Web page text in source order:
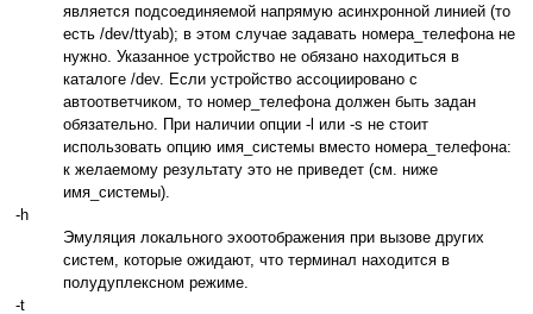
является подсоединяемой напрямую асинхронной линией (то
есть /dev/ttyab); в этом случае задавать номера_телефона не
нужно. Указанное устройство не обязано находиться в
каталоге /dev. Если устройство ассоциировано с
автоответчиком, то номер_телефона должен быть задан
обязательно. При наличии опции -l или -s не стоит
использовать опцию имя_системы вместо номера_телефона:
к желаемому результату это не приведет (см. ниже
имя_системы).
-h
Эмуляция локального эхоотображения при вызове других
систем, которые ожидают, что терминал находится в
полудуплексном режиме.
-t